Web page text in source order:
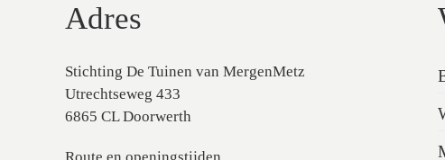
Adres
Stichting De Tuinen van MergenMetz
Utrechtseweg 433
6865 CL Doorwerth